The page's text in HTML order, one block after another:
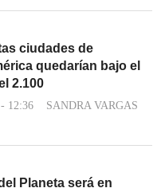
ciudades de
quedarían bajo el
2.100
12:36 SANDRA VARGAS
Planeta será en